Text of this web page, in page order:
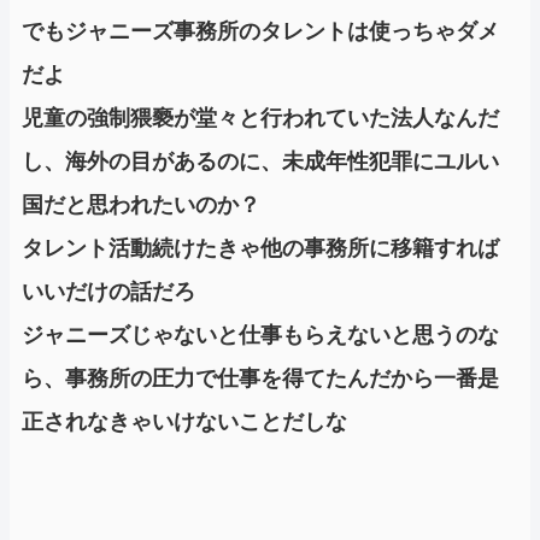
でもジャニーズ事務所のタレントは使っちゃダメ
だよ
児童の強制猥褻が堂々と行われていた法人なんだ
し、海外の目があるのに、未成年性犯罪にユルい
国だと思われたいのか？
タレント活動続けたきゃ他の事務所に移籍すれば
いいだけの話だろ
ジャニーズじゃないと仕事もらえないと思うのな
ら、事務所の圧力で仕事を得てたんだから一番是
正されなきゃいけないことだしな